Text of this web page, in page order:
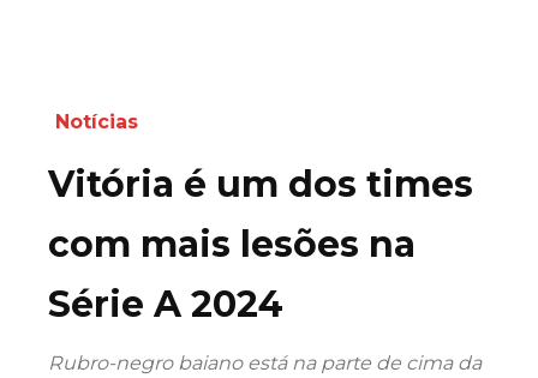
Notícias
Vitória é um dos times
com mais lesões na
Série A 2024
Rubro-negro baiano está na parte de cima da